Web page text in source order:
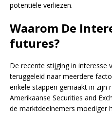
potentiële verliezen.
Waarom De
futures?
De recente stijging in interesse
teruggeleid naar meerdere
enkele stappen gemaakt in zijn
Amerikaanse Securities and
de marktdeelnemers moediger